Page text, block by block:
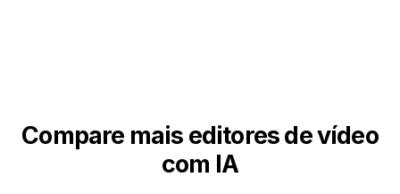
Compare mais editores de vídeo
com IA